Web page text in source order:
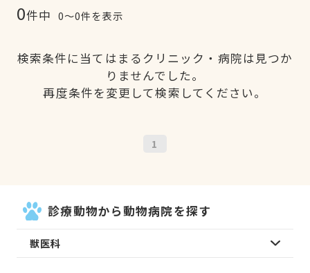
0件中 0〜0件を表示
検索条件に当てはまるクリニック・病院は見つか
りませんでした。
再度条件を変更して検索してください。
1
診療動物から動物病院を探す
獣医科